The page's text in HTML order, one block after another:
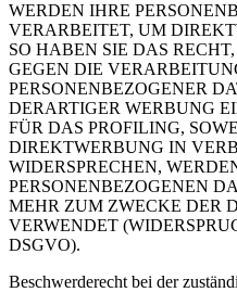
WERDEN IHRE
VERARBEITET, UM
SO HABEN SIE DAS
GEGEN DIE
PERSONENBEZOGENER
DERARTIGER WERBUNG
FÜR DAS PROFILING,
DIREKTWERBUNG IN
WIDERSPRECHEN,
PERSONENBEZOGENEN
MEHR ZUM ZWECKE DER
VERWENDET
DSGVO).
Beschwerderecht bei der